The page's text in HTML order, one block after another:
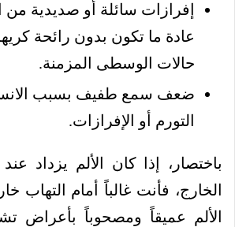
إفرازات سائلة أو صديدية من
عادة ما تكون بدون رائحة
حالات الوسطى المزمنة.
ضعف سمع طفيف بسبب
التورم أو الإفرازات.
باختصار، إذا كان الألم يزداد
الخارج، فأنت غالباً أمام التهاب
الألم عميقاً ومصحوباً بأعراض